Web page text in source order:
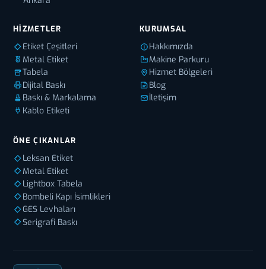
HIZMETLER
Etiket Çeşitleri
Metal Etiket
Tabela
Dijital Baskı
Baskı & Markalama
Kablo Etiketi
KURUMSAL
Hakkımızda
Makine Parkuru
Hizmet Bölgeleri
Blog
İletişim
ÖNE ÇIKANLAR
Leksan Etiket
Metal Etiket
Lightbox Tabela
Bombeli Kapı İsimlikleri
GES Levhaları
Serigrafi Baskı